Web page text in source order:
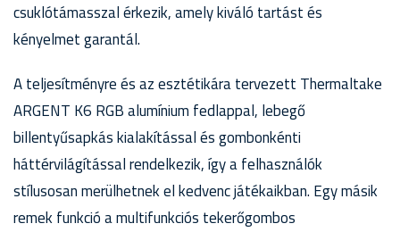
csuklótámasszal érkezik, amely kiváló tartást és
kényelmet garantál.
A teljesítményre és az esztétikára tervezett Thermaltake
ARGENT K6 RGB alumínium fedlappal, lebegő
billentyűsapkás kialakítással és gombonkénti
háttérvilágítással rendelkezik, így a felhasználók
stílusosan merülhetnek el kedvenc játékaikban. Egy másik
remek funkció a multifunkciós tekerőgombos